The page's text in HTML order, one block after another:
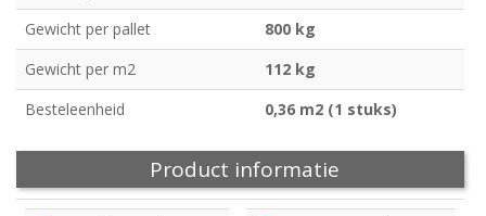
Gewicht per pallet
800 kg
Gewicht per m2
112 kg
Besteleenheid
0,36 m2 (1 stuks)
Product informatie